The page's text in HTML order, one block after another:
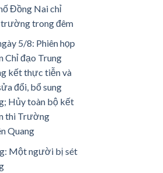
Đồng Nai chỉ
trong đêm
5/8: Phiên họp
Chỉ đạo Trung
kết thực tiễn và
đổi, bổ sung
Hủy toàn bộ kết
thi Trường
Quang
Một người bị sét